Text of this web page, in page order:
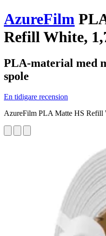
AzureFilm
Refill White,
PLA-material med
spole
En tidigare recension
AzureFilm PLA Matte HS Refill